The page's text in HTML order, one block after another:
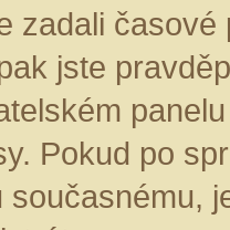
zadali
jste
Pokud po
současnému,